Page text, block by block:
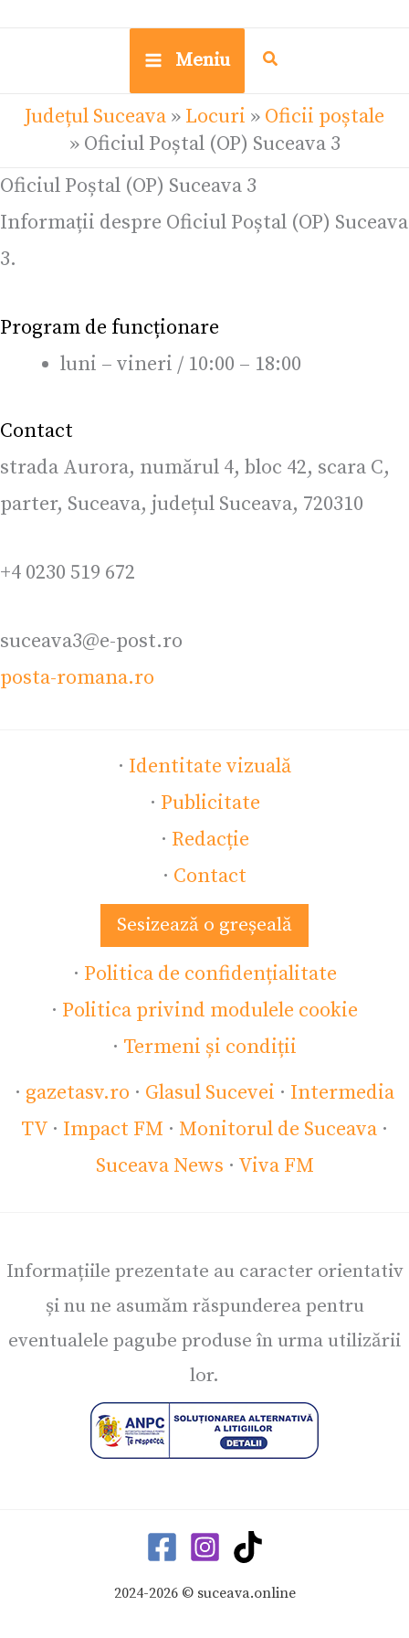
Meniu
Județul Suceava » Locuri » Oficii poștale
» Oficiul Poștal (OP) Suceava 3
Oficiul Poștal (OP) Suceava 3
Informații despre Oficiul Poștal (OP) Suceava
3.
Program de funcționare
luni – vineri / 10:00 – 18:00
Contact
strada Aurora, numărul 4, bloc 42, scara C,
parter, Suceava, județul Suceava, 720310
+4 0230 519 672
suceava3@e-post.ro
posta-romana.ro
· Identitate vizuală
· Publicitate
· Redacție
· Contact
Sesizează o greșeală
· Politica de confidențialitate
· Politica privind modulele cookie
· Termeni și condiții
· gazetasv.ro · Glasul Sucevei · Intermedia
TV · Impact FM · Monitorul de Suceava ·
Suceava News · Viva FM
Informațiile prezentate au caracter orientativ
și nu ne asumăm răspunderea pentru
eventualele pagube produse în urma utilizării
lor.
2024-2026 © suceava.online